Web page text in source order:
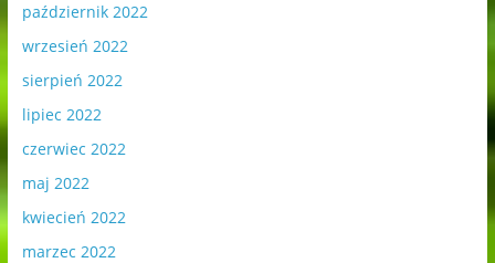
październik 2022
wrzesień 2022
sierpień 2022
lipiec 2022
czerwiec 2022
maj 2022
kwiecień 2022
marzec 2022